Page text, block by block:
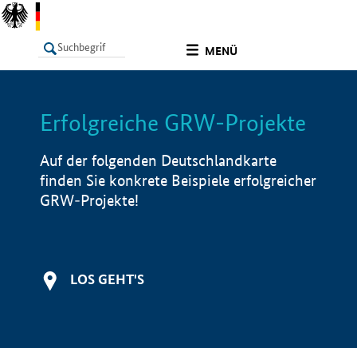
MENÜ
LISTE Info
Erfolgreiche GRW-Projekte
Auf der folgenden Deutschlandkarte
finden Sie konkrete Beispiele erfolgreicher
GRW-Projekte!
LOS GEHT'S